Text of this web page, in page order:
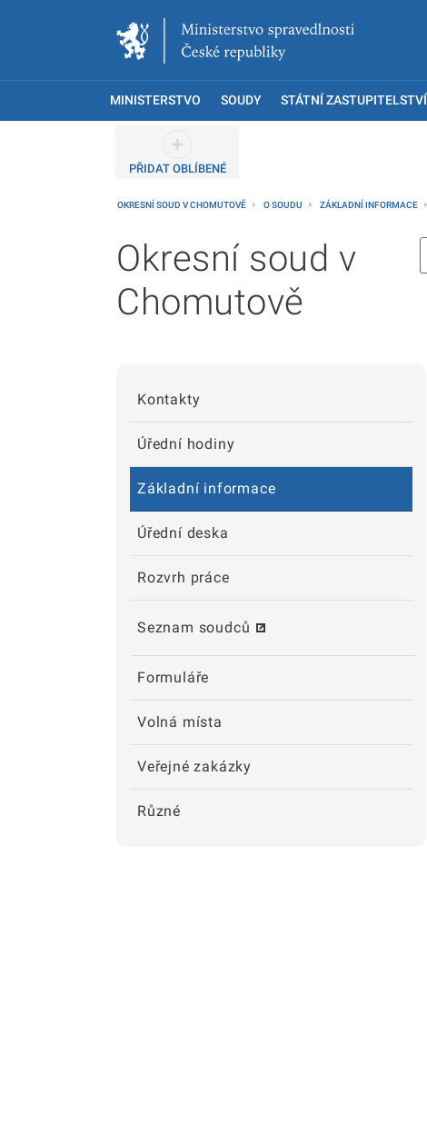
MINISTERSTVO SOUDY STÁTNÍ ZASTUPITELSTVÍ
PŘIDAT OBLÍBENÉ
OKRESNÍ SOUD V CHOMUTOVĚ O SOUDU ZÁKLADNÍ INFORMACE
Okresní soud v
Chomutově
Kontakty
Úřední hodiny
Základní informace
Úřední deska
Rozvrh práce
Seznam soudců
Formuláře
Volná místa
Veřejné zakázky
Různé